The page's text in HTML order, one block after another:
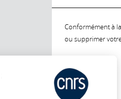
Conformément à
ou supprimer